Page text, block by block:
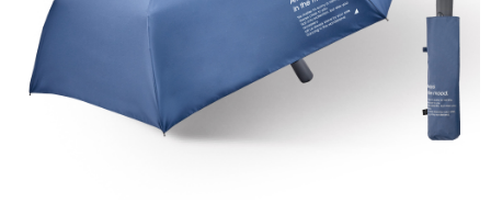
NT$10,000. Amaun diperakui sebenar yang diluluskan akan berdasarkan
keputusan pensijilan dan semakan oleh AFTEE.
2. Amaun perbelanjaan minimum mestilah lebih besar daripada NT$20.
3. Pada masa ini hanya tersedia untuk ahli Taiwan.
Ketiga, Syarat Perkhidmatan
Perkhidmatan AFTEE Beli Sekarang Bayar Kemudian disediakan oleh NP